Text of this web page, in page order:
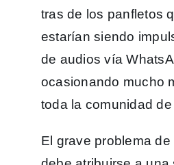
tras de los panfletos
estarían siendo
de audios vía
ocasionando mucho
toda la comunidad
El grave problema